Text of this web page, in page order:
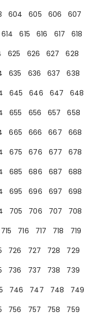
604 605 606
607
614 615 616 617
618
625 626 627
628
635 636 637
638
645 646 647
648
655 656 657
658
665 666 667
668
675 676 677
678
685 686 687
688
695 696 697
698
705 706 707
708
715 716 717 718
719
726 727 728
729
736 737 738
739
746 747 748
749
756 757 758
759